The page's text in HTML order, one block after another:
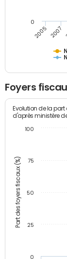
2005 2007
0
Foyers
Part des foyers fiscaux (%)
Evolution de la part
d'après ministère
0
25
50
75
100